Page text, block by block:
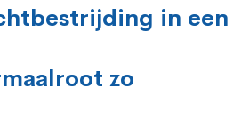
in een
zo